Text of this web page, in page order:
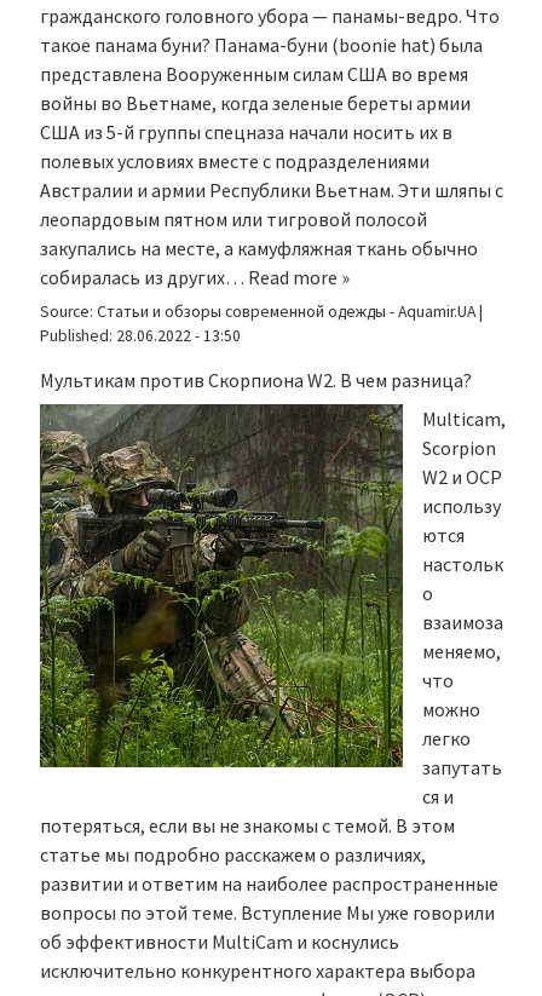
гражданского головного убора — панамы-ведро. Что
такое панама буни? Панама-буни (boonie hat) была
представлена Вооруженным силам США во время
войны во Вьетнаме, когда зеленые береты армии
США из 5-й группы спецназа начали носить их в
полевых условиях вместе с подразделениями
Австралии и армии Республики Вьетнам. Эти шляпы с
леопардовым пятном или тигровой полосой
закупались на месте, а камуфляжная ткань обычно
собиралась из других… Read more »
Source: Статьи и обзоры современной одежды - Aquamir.UA|
Published: 28.06.2022 - 13:50
Мультикам против Скорпиона W2. В чем разница?
Multicam,
Scorpion
W2 и OCP
использу
ются
настольк
о
взаимоза
меняемо,
что
можно
легко
запутать
ся и
потеряться, если вы не знакомы с темой. В этом
статье мы подробно расскажем о различиях,
развитии и ответим на наиболее распространенные
вопросы по этой теме. Вступление Мы уже говорили
об эффективности MultiCam и коснулись
исключительно конкурентного характера выбора